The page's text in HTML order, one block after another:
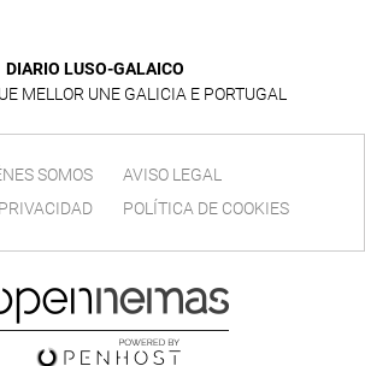
DIARIO LUSO-GALAICO
MELLOR UNE GALICIA E PORTUGAL
SOMOS
AVISO LEGAL
POLÍTICA DE COOKIES